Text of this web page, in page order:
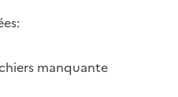
manquante